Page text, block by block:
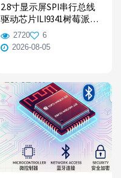
2.8寸显示屏SPI串行总线
驱动芯片ILI9341树莓派与
ESP32示例程序
Python/C++
2720
6
2026-08-05